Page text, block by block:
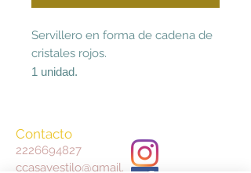
Servillero en forma de cadena de
cristales rojos.
1 unidad.
Contacto
2226694827
ccasayestilo@gmail.